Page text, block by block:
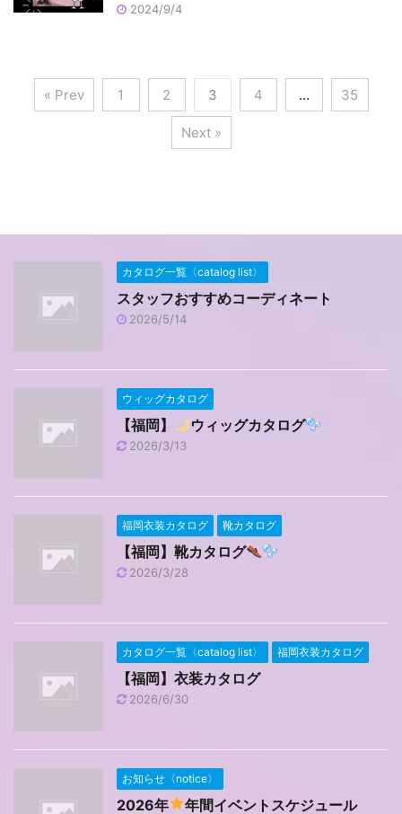
2024/9/4
« Prev 1 2 3 4 … 35
Next »
カタログ一覧〈catalog list〉
スタッフおすすめコーディネート
2026/5/14
ウィッグカタログ
【福岡】 ウィッグカタログ
2026/3/13
福岡衣装カタログ 靴カタログ
【福岡】靴カタログ
2026/3/28
カタログ一覧〈catalog list〉 福岡衣装カタログ
【福岡】衣装カタログ
2026/6/30
お知らせ〈notice〉
2026年 年間イベントスケジュール